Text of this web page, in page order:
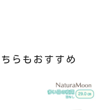
らもおすすめ